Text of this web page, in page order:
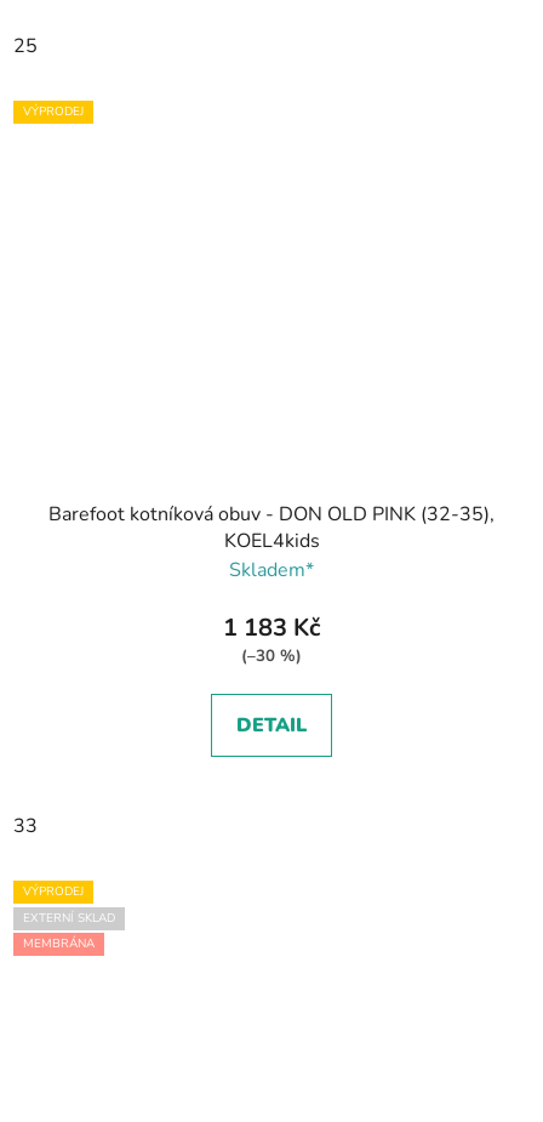
25
VÝPRODEJ
Barefoot kotníková obuv - DON OLD PINK (32-35),
KOEL4kids
Skladem*
1 183 Kč
(–30 %)
DETAIL
33
VÝPRODEJ
EXTERNÍ SKLAD
MEMBRÁNA